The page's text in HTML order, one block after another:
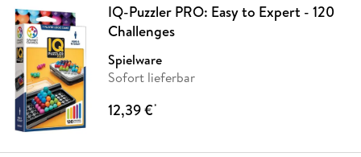
IQ-Puzzler PRO: Easy to Expert - 120
Challenges
Spielware
Sofort lieferbar
12,39 €*